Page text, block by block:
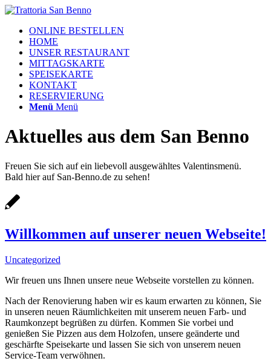
ONLINE BESTELLEN
HOME
UNSER RESTAURANT
MITTAGSKARTE
SPEISEKARTE
KONTAKT
RESERVIERUNG
Menü Menü
Aktuelles aus dem San Benno
Freuen Sie sich auf ein liebevoll ausgewähltes Valentinsmenü.
Bald hier auf San-Benno.de zu sehen!
Willkommen auf unserer neuen Webseite!
Uncategorized
Wir freuen uns Ihnen unsere neue Webseite vorstellen zu können.
Nach der Renovierung haben wir es kaum erwarten zu können, Sie
in unseren neuen Räumlichkeiten mit unserem neuen Farb- und
Raumkonzept begrüßen zu dürfen. Kommen Sie vorbei und
genießen Sie Pizzen aus dem Holzofen, unsere geänderte und
geschärfte Speisekarte und lassen Sie sich von unserem neuen
Service-Team verwöhnen.